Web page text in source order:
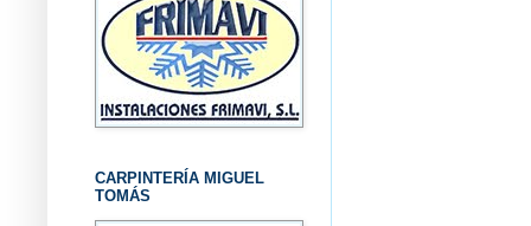
CARPINTERÍA MIGUEL
TOMÁS